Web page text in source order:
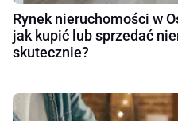
Rynek nieruchomości w
jak kupić lub sprzedać
skutecznie?